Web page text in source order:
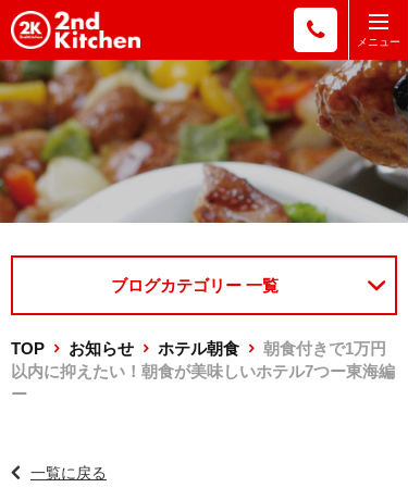
ブログカテゴリー 一覧
TOP お知らせ ホテル朝食
朝食付きで1万円
以内に抑えたい！朝食が美味しいホテル7つー東海編
ー
一覧に戻る